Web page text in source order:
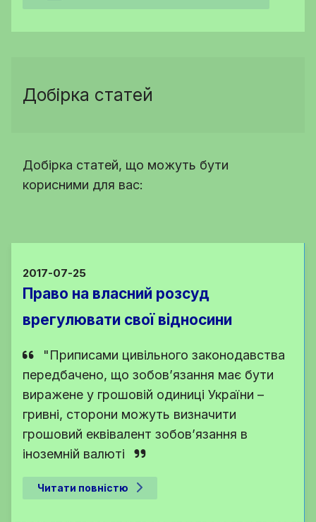
Добірка статей
Добірка статей, що можуть бути
корисними для вас:
2017-07-25
Право на власний розсуд
врегулювати свої відносини
"Приписами цивільного законодавства
передбачено, що зобов’язання має бути
виражене у грошовій одиниці України –
гривні, сторони можуть визначити
грошовий еквівалент зобов’язання в
іноземній валюті
Читати повністю